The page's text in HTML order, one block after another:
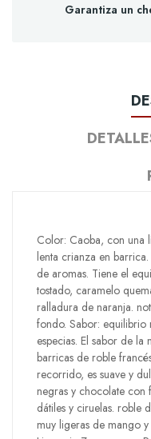
Garantiza un
Color: Caoba, con una
lenta crianza en
de aromas. Tiene el
tostado, caramelo
ralladura de naranja.
fondo. Sabor:
especias. El sabor de la
barricas de roble
recorrido, es suave y
negras y chocolate con
dátiles y ciruelas. roble
muy ligeras de mango